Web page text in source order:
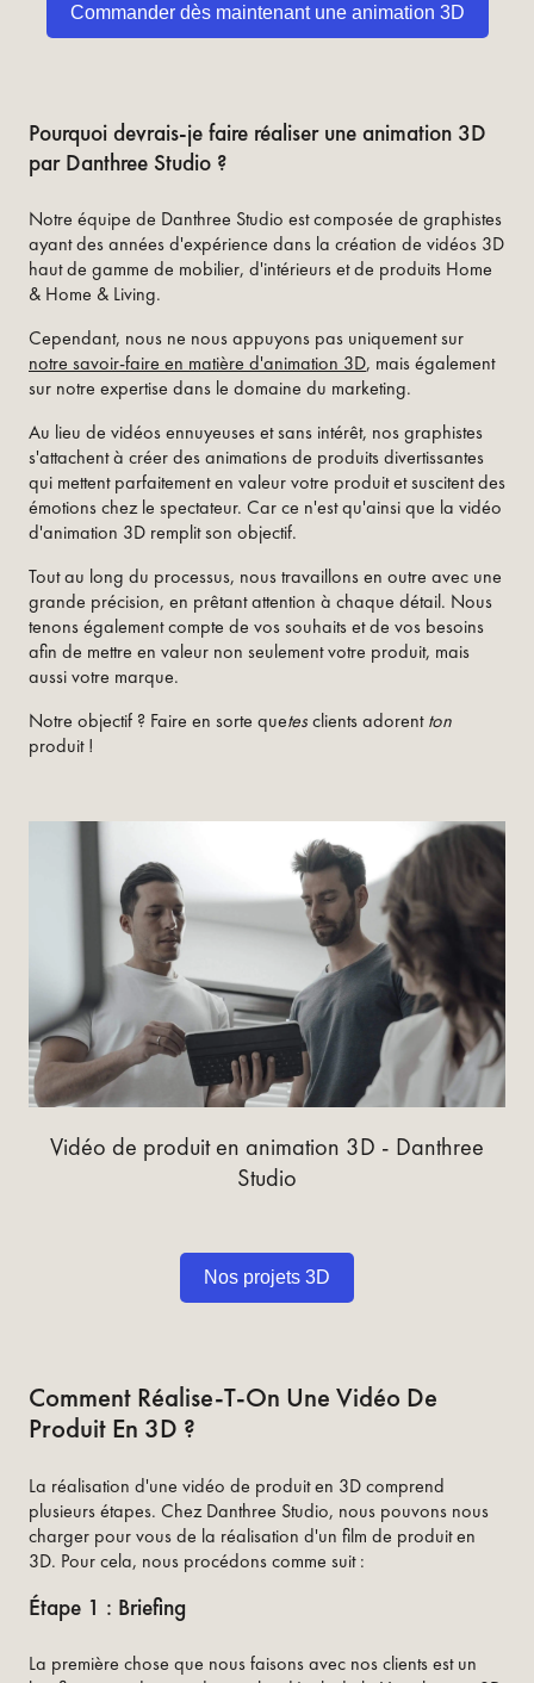
Commander dès maintenant une animation 3D
Pourquoi devrais-je faire réaliser une animation 3D
par Danthree Studio ?
Notre équipe de Danthree Studio est composée de graphistes
ayant des années d'expérience dans la création de vidéos 3D
haut de gamme de mobilier, d'intérieurs et de produits Home
& Home & Living.
Cependant, nous ne nous appuyons pas uniquement sur
notre savoir-faire en matière d'animation 3D, mais également
sur notre expertise dans le domaine du marketing.
Au lieu de vidéos ennuyeuses et sans intérêt, nos graphistes
s'attachent à créer des animations de produits divertissantes
qui mettent parfaitement en valeur votre produit et suscitent des
émotions chez le spectateur. Car ce n'est qu'ainsi que la vidéo
d'animation 3D remplit son objectif.
Tout au long du processus, nous travaillons en outre avec une
grande précision, en prêtant attention à chaque détail. Nous
tenons également compte de vos souhaits et de vos besoins
afin de mettre en valeur non seulement votre produit, mais
aussi votre marque.
Notre objectif ? Faire en sorte quetesclients adorentton
produit !
Vidéo de produit en animation 3D - Danthree
Studio
Nos projets 3D
Comment Réalise-T-On Une Vidéo De
Produit En 3D ?
La réalisation d'une vidéo de produit en 3D comprend
plusieurs étapes. Chez Danthree Studio, nous pouvons nous
charger pour vous de la réalisation d'un film de produit en
3D. Pour cela, nous procédons comme suit :
Étape 1 : Briefing
La première chose que nous faisons avec nos clients est un